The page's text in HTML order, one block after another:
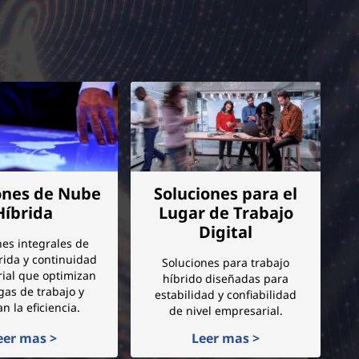
de Nube
integrales de
y continuidad
que optimizan
de trabajo y
la eficiencia.
mas >
Soluciones para el
Lugar de Trabajo
Digital
Soluciones para trabajo
híbrido diseñadas para
estabilidad y confiabilidad
de nivel empresarial.
Leer mas >